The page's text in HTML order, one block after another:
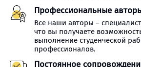
Профессиональные
Все наши авторы –
что вы получаете
выполнение студенческой
профессионалов.
Постоянное